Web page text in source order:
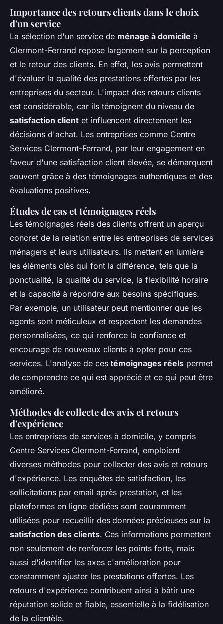
Importance des retours clients dans le choix
d'un service
La sélection d'un service de ménage à domicile à
Clermont-Ferrand repose largement sur la perception
et le retour des clients. En effet, les avis permettent
d'évaluer la qualité des prestations offertes par les
entreprises du secteur. L'impact des retours clients
est considérable, car ils témoignent du niveau de
satisfaction client et influencent directement les
décisions d'achat. Les entreprises comme Centre
Services Clermont-Ferrand, par leur engagement en
faveur d'une satisfaction client élevée, se démarquent
souvent grâce à des témoignages authentiques et des
évaluations positives.
Études de cas et témoignages réels
Les témoignages réels des clients offrent un aperçu
concret de la relation entre les entreprises de services
ménagers et leurs utilisateurs. Ils mettent en lumière
les éléments clés qui font la différence, tels que la
ponctualité, la qualité du service, la flexibilité horaire
et la capacité à répondre aux besoins spécifiques.
Par exemple, un utilisateur peut mentionner que les
agents sont méticuleux et respectent les demandes
personnalisées, ce qui renforce la confiance et
encourage de nouveaux clients à opter pour ces
services. L'analyse de ces témoignages réels permet
de comprendre ce qui est apprécié et ce qui peut être
amélioré.
Méthodes de collecte des avis et retours
d'expérience
Les entreprises de services à domicile, y compris
Centre Services Clermont-Ferrand, emploient
diverses méthodes pour collecter des avis et retours
d'expérience. Les enquêtes de satisfaction, les
sollicitations par email après prestation, et les
plateformes en ligne dédiées sont couramment
utilisées pour recueillir des données précieuses sur la
satisfaction des clients. Ces informations permettent
non seulement de renforcer les points forts, mais
aussi d'identifier les axes d'amélioration pour
constamment ajuster les prestations offertes. Les
retours d'expérience contribuent ainsi à bâtir une
réputation solide et fiable, essentielle à la fidélisation
de la clientèle.